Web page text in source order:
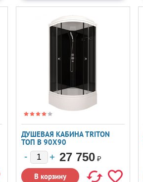
ДУШЕВАЯ КАБИНА TRITON
ТОП В 90X90
27 750 ₽